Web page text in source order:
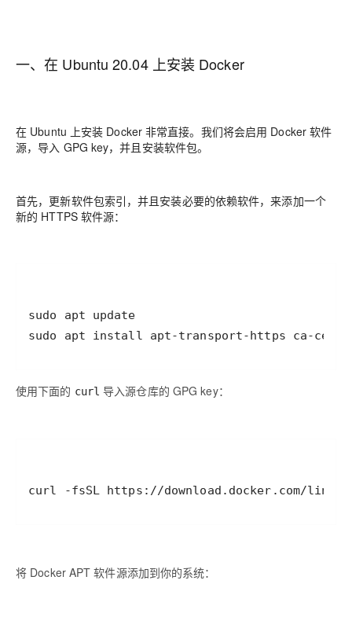
一、在 Ubuntu 20.04 上安装 Docker
在 Ubuntu 上安装 Docker 非常直接。我们将会启用 Docker 软件
源，导入 GPG key，并且安装软件包。
首先，更新软件包索引，并且安装必要的依赖软件，来添加一个
新的 HTTPS 软件源：
sudo apt install apt-transport-https ca-
使用下面的 curl 导入源仓库的 GPG key：
curl -fsSL https://download.docker.com/
将 Docker APT 软件源添加到你的系统：